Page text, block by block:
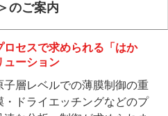
のご案内
セスで求められる「はか
ューション
層レベルでの薄膜制御の重
ドライエッチングなどのプ